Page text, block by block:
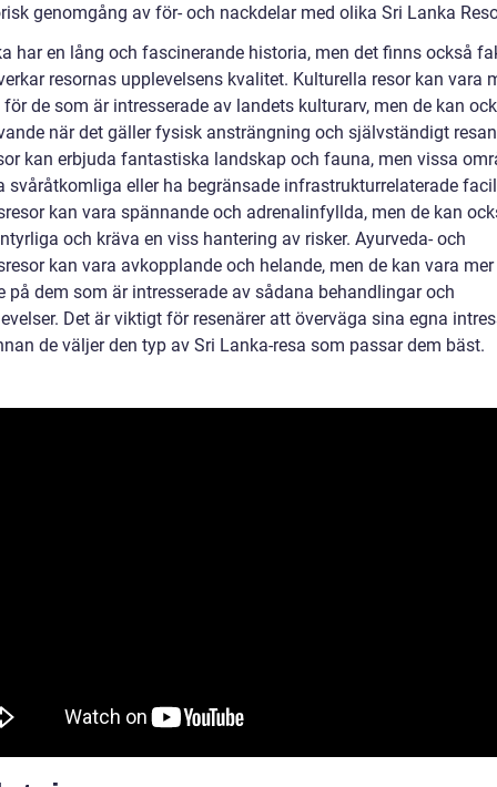
genomgång av för- och nackdelar med olika Sri Lanka
har en lång och fascinerande historia, men det finns också
resornas upplevelsens kvalitet. Kulturella resor kan vara
de som är intresserade av landets kulturarv, men de kan
när det gäller fysisk ansträngning och självständigt
kan erbjuda fantastiska landskap och fauna, men vissa
svåråtkomliga eller ha begränsade infrastrukturrelaterade
kan vara spännande och adrenalinfyllda, men de kan
och kräva en viss hantering av risker. Ayurveda- och
kan vara avkopplande och helande, men de kan vara mer
på dem som är intresserade av sådana behandlingar och
Det är viktigt för resenärer att överväga sina egna
de väljer den typ av Sri Lanka-resa som passar dem bäst.